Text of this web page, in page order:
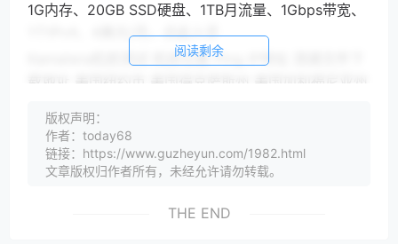
1G内存、20GB SSD硬盘、1TB月流量、1Gbps带宽、
1个IPv4、4美元/月，点此入手
Kamatera机房测试 机房位置 Ping IP地址 测速文件下
载地址 美国纽约市 美国得克萨斯州 美国加利福尼亚州
tr.zone.kamatera.com 西班牙阿姆斯特丹
eu.zone.kamatera.com 法国法兰克福 eu-
fr.zone.kamatera.com 德国法兰克福 eu-
as.zone.kamatera.com 以色列Rosh Haayin
阅读剩余
版权声明：
作者：today68
链接：https://www.guzheyun.com/1982.html
文章版权归作者所有，未经允许请勿转载。
THE END